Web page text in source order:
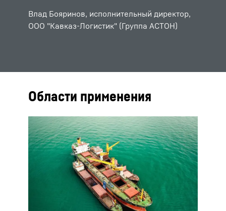
Влад Бояринов, исполнительный директор,
ООО "Кавказ-Логистик" (Группа АСТОН)
Области применения